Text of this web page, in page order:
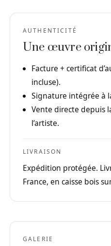
AUTHENTICITÉ
Une œuvre
Facture + certificat
incluse).
Signature intégrée à
Vente directe depuis
l’artiste.
LIVRAISON
Expédition protégée.
France, en caisse bois
GALERIE